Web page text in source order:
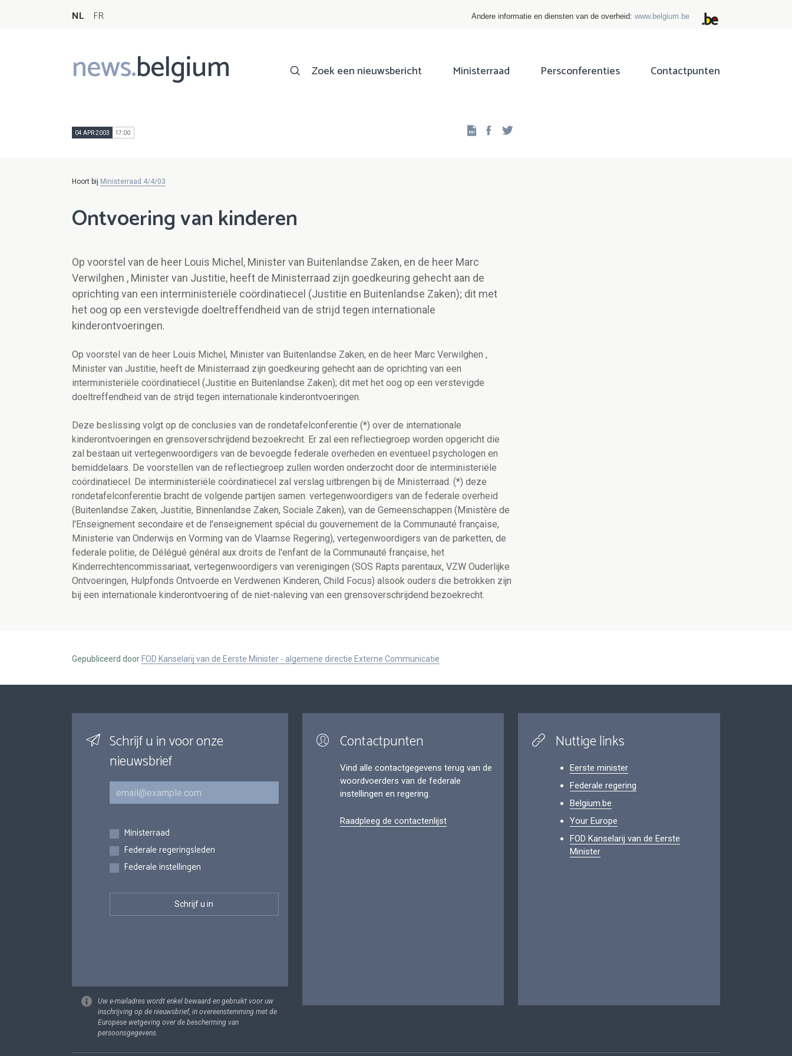
NL FR Andere informatie en diensten van de overheid: www.belgium.be
news.belgium
Main
navigation
Zoek een nieuwsbericht Ministerraad Persconferenties Contactpunten
04 APR 2003 17:00 Facebook
Hoort bij Ministerraad 4/4/03
Ontvoering van kinderen
Op voorstel van de heer Louis Michel, Minister van Buitenlandse Zaken, en de heer Marc
Verwilghen , Minister van Justitie, heeft de Ministerraad zijn goedkeuring gehecht aan de
oprichting van een interministeriële coördinatiecel (Justitie en Buitenlandse Zaken); dit met
het oog op een verstevigde doeltreffendheid van de strijd tegen internationale
kinderontvoeringen.
Op voorstel van de heer Louis Michel, Minister van Buitenlandse Zaken, en de heer Marc Verwilghen ,
Minister van Justitie, heeft de Ministerraad zijn goedkeuring gehecht aan de oprichting van een
interministeriële coördinatiecel (Justitie en Buitenlandse Zaken); dit met het oog op een verstevigde
doeltreffendheid van de strijd tegen internationale kinderontvoeringen.
Deze beslissing volgt op de conclusies van de rondetafelconferentie (*) over de internationale
kinderontvoeringen en grensoverschrijdend bezoekrecht. Er zal een reflectiegroep worden opgericht die
zal bestaan uit vertegenwoordigers van de bevoegde federale overheden en eventueel psychologen en
bemiddelaars. De voorstellen van de reflectiegroep zullen worden onderzocht door de interministeriële
coördinatiecel. De interministeriële coördinatiecel zal verslag uitbrengen bij de Ministerraad. (*) deze
rondetafelconferentie bracht de volgende partijen samen: vertegenwoordigers van de federale overheid
(Buitenlandse Zaken, Justitie, Binnenlandse Zaken, Sociale Zaken), van de Gemeenschappen (Ministère de
l'Enseignement secondaire et de l'enseignement spécial du gouvernement de la Communauté française,
Ministerie van Onderwijs en Vorming van de Vlaamse Regering), vertegenwoordigers van de parketten, de
federale politie, de Délégué général aux droits de l'enfant de la Communauté française, het
Kinderrechtencommissariaat, vertegenwoordigers van verenigingen (SOS Rapts parentaux, VZW Ouderlijke
Ontvoeringen, Hulpfonds Ontvoerde en Verdwenen Kinderen, Child Focus) alsook ouders die betrokken zijn
bij een internationale kinderontvoering of de niet-naleving van een grensoverschrijdend bezoekrecht.
Gepubliceerd door FOD Kanselarij van de Eerste Minister - algemene directie Externe Communicatie
Schrijf u in voor onze
nieuwsbrief
E-mail
Inschrijvingen
Ministerraad
Federale regeringsleden
Federale instellingen
Uw e-mailadres wordt enkel bewaard en gebruikt voor uw
inschrijving op de nieuwsbrief, in overeenstemming met de
Europese wetgeving over de bescherming van
persoonsgegevens.
Contactpunten
Vind alle contactgegevens terug van de
woordvoerders van de federale
instellingen en regering.
Raadpleeg de contactenlijst
Nuttige links
Eerste minister
Federale regering
Belgium.be
Your Europe
FOD Kanselarij van de Eerste
Minister